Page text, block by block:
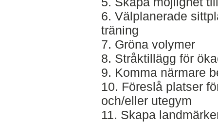
6. Välplanerade
träning
7. Gröna volymer
8. Stråktillägg för
9. Komma närmare
10. Föreslå platser
och/eller utegym
11. Skapa